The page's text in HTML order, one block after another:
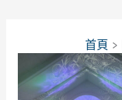
首頁